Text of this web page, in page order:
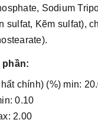
Sodium
sulfat, Kẽm sulfat),
phần:
chính) (%) min:
0.10
(%) max: